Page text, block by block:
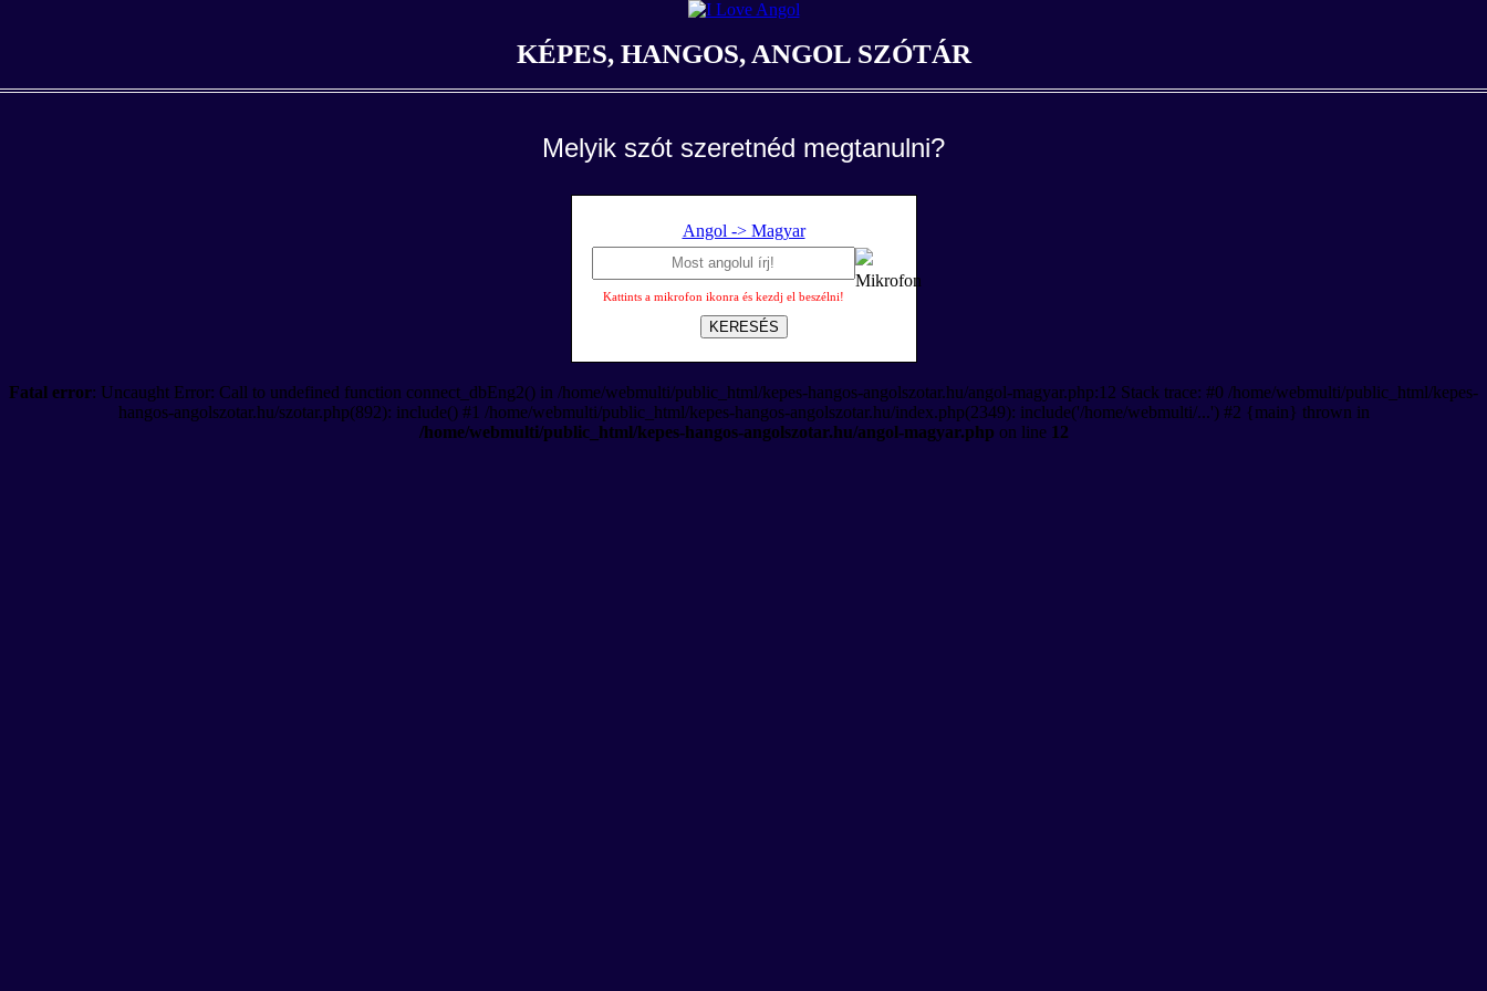
KÉPES, HANGOS, ANGOL SZÓTÁR
Melyik szót szeretnéd megtanulni?
Angol -> Magyar
Kattints a mikrofon ikonra és kezdj el beszélni!
KERESÉS
Fatal error: Uncaught Error: Call to undefined function connect_dbEng2() in /home/webmulti/public_html/kepes-hangos-angolszotar.hu/angol-magyar.php:12 Stack trace: #0 /home/webmulti/public_html/kepes-
hangos-angolszotar.hu/szotar.php(892): include() #1 /home/webmulti/public_html/kepes-hangos-angolszotar.hu/index.php(2349): include('/home/webmulti/...') #2 {main} thrown in
/home/webmulti/public_html/kepes-hangos-angolszotar.hu/angol-magyar.php on line 12